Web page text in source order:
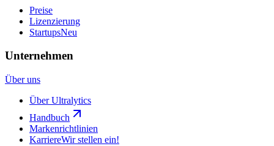
Preise
Lizenzierung
StartupsNeu
Unternehmen
Über uns
Über Ultralytics
Handbuch
Markenrichtlinien
KarriereWir stellen ein!